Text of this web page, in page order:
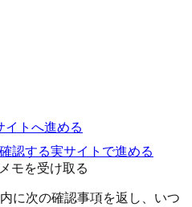
イトへ進める
認する実サイトで進める
モを受け取る
に次の確認事項を返し、いつ